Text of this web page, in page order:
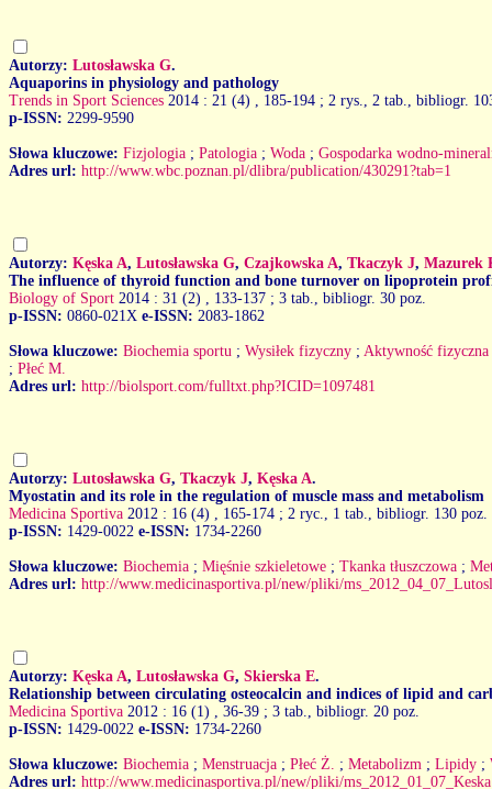
Autorzy: Lutosławska G.
Aquaporins in physiology and pathology
Trends in Sport Sciences 2014 : 21 (4)
, 185-194 ; 2 rys., 2 tab., bibliogr.
p-ISSN: 2299-9590
Słowa kluczowe: Fizjologia ; Patologia ; Woda ; Gospodarka wodno-
Adres url: http://www.wbc.poznan.pl/dlibra/publication/430291?tab=1
Autorzy: Kęska A, Lutosławska G, Czajkowska A, Tkaczyk J, Mazurek
The influence of thyroid function and bone turnover on lipoprotein
Biology of Sport 2014 : 31 (2)
, 133-137 ; 3 tab., bibliogr. 30 poz.
p-ISSN: 0860-021X e-ISSN: 2083-1862
Słowa kluczowe: Biochemia sportu ; Wysiłek fizyczny ; Aktywność fizyczna
; Płeć M.
Adres url: http://biolsport.com/fulltxt.php?ICID=1097481
Autorzy: Lutosławska G, Tkaczyk J, Kęska A.
Myostatin and its role in the regulation of muscle mass and metabolism
Medicina Sportiva 2012 : 16 (4)
, 165-174 ; 2 ryc., 1 tab., bibliogr. 130 poz.
p-ISSN: 1429-0022 e-ISSN: 1734-2260
Słowa kluczowe: Biochemia ; Mięśnie szkieletowe ; Tkanka tłuszczowa ;
Adres url: http://www.medicinasportiva.pl/new/pliki/
Autorzy: Kęska A, Lutosławska G, Skierska E.
Relationship between circulating osteocalcin and indices of lipid and
Medicina Sportiva 2012 : 16 (1)
, 36-39 ; 3 tab., bibliogr. 20 poz.
p-ISSN: 1429-0022 e-ISSN: 1734-2260
Słowa kluczowe: Biochemia ; Menstruacja ; Płeć Ż. ; Metabolizm ; Lipidy ;
Adres url: http://www.medicinasportiva.pl/new/pliki/